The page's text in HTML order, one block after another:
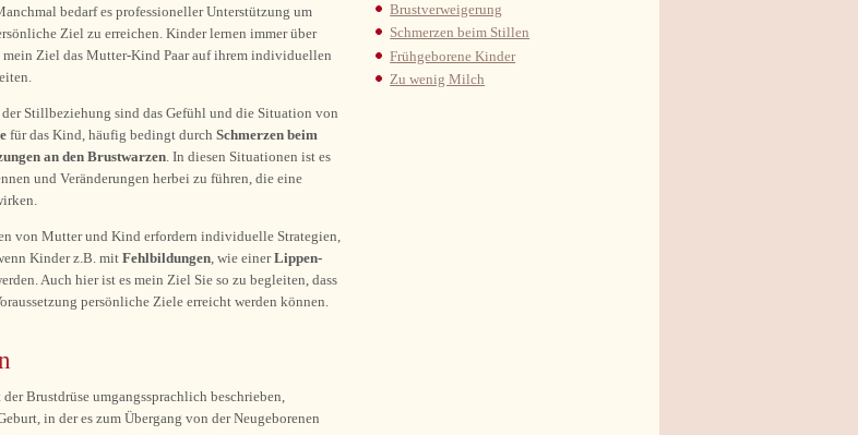
bedarf es professioneller Unterstützung um
Ziel zu erreichen. Kinder lernen immer über
mein Ziel das Mutter-Kind Paar auf ihrem individuellen
Stillbeziehung sind das Gefühl und die Situation von
für das Kind, häufig bedingt durchSchmerzen beim
an den Brustwarzen. In diesen Situationen ist es
und Veränderungen herbei zu führen, die eine
von Mutter und Kind erfordern individuelle Strategien,
Kinder z.B. mitFehlbildungen, wie einerLippen-
Auch hier ist es mein Ziel Sie so zu begleiten, dass
persönliche Ziele erreicht werden können.
Brustdrüse umgangssprachlich beschrieben,
in der es zum Übergang von der Neugeborenen
Brustverweigerung
Schmerzen beim Stillen
Frühgeborene Kinder
Zu wenig Milch